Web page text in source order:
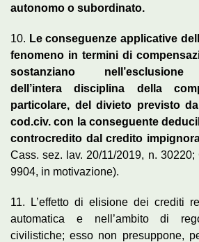
autonomo o subordinato.
10. Le conseguenze applicative
fenomeno in termini di
sostanziano nell’esclusione
dell’intera disciplina della
particolare, del divieto previsto
cod.civ. con la conseguente
controcredito dal credito
Cass. sez. lav. 20/11/2019, n. 30220;
9904, in motivazione).
11. L’effetto di elisione dei crediti
automatica e nell’ambito di
civilistiche; esso non presuppone,